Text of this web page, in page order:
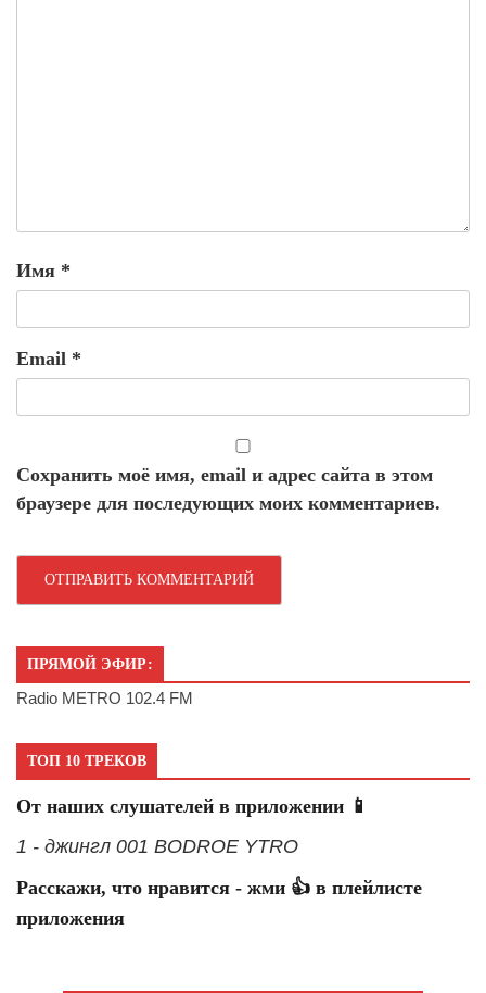
Имя *
Email *
Сохранить моё имя, email и адрес сайта в этом
браузере для последующих моих комментариев.
ПРЯМОЙ ЭФИР:
Radio METRO 102.4 FM
ТОП 10 ТРЕКОВ
От наших слушателей в приложении 📱
1 - джингл 001 BODROE YTRO
Расскажи, что нравится - жми 👍 в плейлисте
приложения